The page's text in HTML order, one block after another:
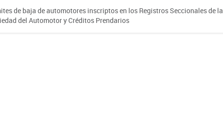
de baja de automotores inscriptos en los Registros Seccionales de la
del Automotor y Créditos Prendarios